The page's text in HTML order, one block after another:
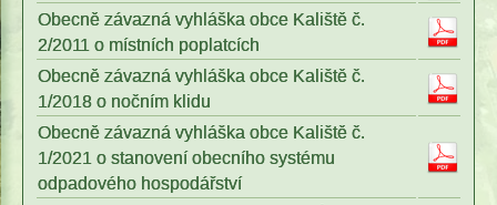
Obecně závazná vyhláška obce Kaliště č.
2/2011 o místních poplatcích
Obecně závazná vyhláška obce Kaliště č.
1/2018 o nočním klidu
Obecně závazná vyhláška obce Kaliště č.
1/2021 o stanovení obecního systému
odpadového hospodářství